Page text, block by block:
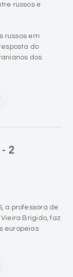
russos e
russos em
do
dos
2
a professora de
Brigido, faz
europeias